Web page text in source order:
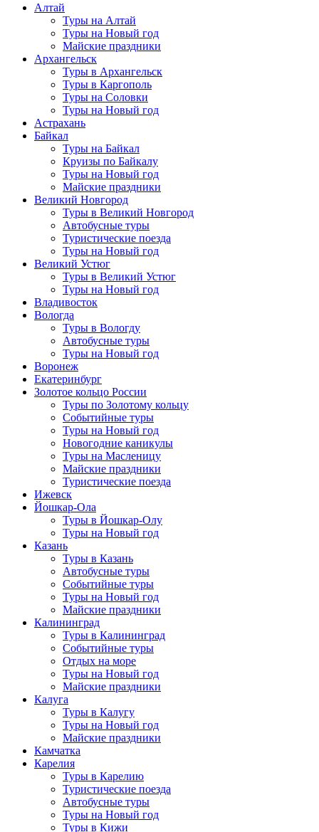
Алтай
Туры на Алтай
Туры на Новый год
Майские праздники
Архангельск
Туры в Архангельск
Туры в Каргополь
Туры на Соловки
Туры на Новый год
Астрахань
Байкал
Туры на Байкал
Круизы по Байкалу
Туры на Новый год
Майские праздники
Великий Новгород
Туры в Великий Новгород
Автобусные туры
Туристические поезда
Туры на Новый год
Великий Устюг
Туры в Великий Устюг
Туры на Новый год
Владивосток
Вологда
Туры в Вологду
Автобусные туры
Туры на Новый год
Воронеж
Екатеринбург
Золотое кольцо России
Туры по Золотому кольцу
Событийные туры
Туры на Новый год
Новогодние каникулы
Туры на Масленицу
Майские праздники
Туристические поезда
Ижевск
Йошкар-Ола
Туры в Йошкар-Олу
Туры на Новый год
Казань
Туры в Казань
Автобусные туры
Событийные туры
Туры на Новый год
Майские праздники
Калининград
Туры в Калининград
Событийные туры
Отдых на море
Туры на Новый год
Майские праздники
Калуга
Туры в Калугу
Туры на Новый год
Майские праздники
Камчатка
Карелия
Туры в Карелию
Туристические поезда
Автобусные туры
Туры на Новый год
Туры в Кижи